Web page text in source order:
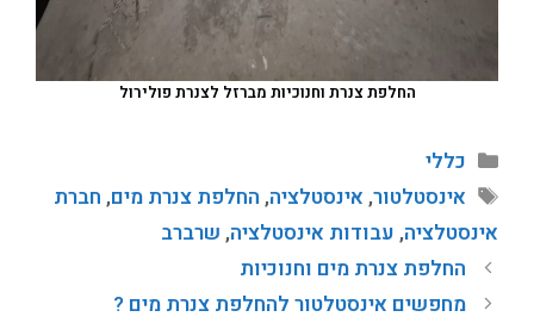
החלפת צנרת וחנוכיות מברזל לצנרת פולירול
כללי
אינסטלטור, אינסטלציה, החלפת צנרת מים, חברת
אינסטלציה, עבודות אינסטלציה, שרברב
החלפת צנרת מים וחנוכיות
מחפשים אינסטלטור להחלפת צנרת מים ?